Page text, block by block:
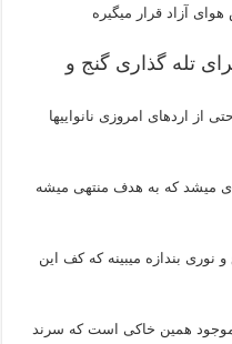
آزاد قرار میگیره
تله گذاری گنج و
از اردهای امروزی نانواییها
میشد که به هدف منتهی میشه
نوری بندازه میبینه که کف این
همین خاکی است که سرند